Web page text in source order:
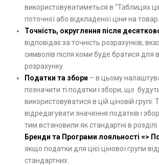
використовуватиметься в “Таблицях
поточної або відкладеної ціни на товар.
Точність, округлення після
відповідає за точність розрахунків,
символів після коми буде братися для
розрахунку.
Податки та збори – в цьому
позначити ті податки і збори, що
використовуватися в цій ціновій
відредагувати значення податків і
тим встановили як стандартні в розділі
Бренди та Програми лояльності =>
якщо податки для цієї цінової групи
стандартних.